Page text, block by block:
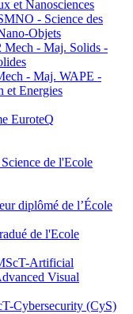
et Nanosciences
- Science des
Objets
- Maj. Solids -
- Maj. WAPE -
et Energies
EuroteQ
de l'Ecole
diplômé de l’École
de l'Ecole
Artificial
Visual
Cybersecurity (CyS)